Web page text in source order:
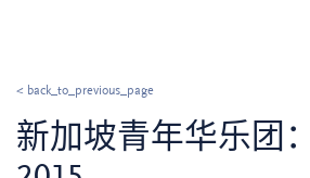
< back_to_previous_page
新加坡青年华乐团